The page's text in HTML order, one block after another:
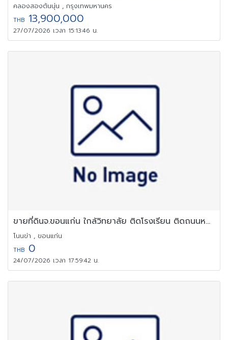
คลองสองต้นนุ่น , กรุงเทพมหานคร
THB 13,900,000
27/07/2026 เวลา 15:13:46 น.
ขายที่ดินจ.ขอนแก่น ใกล้วิทยาลัย ติดโรงเรียน ติดถนนหลัก น้ำไม่ท่วม
โนนข่า , ขอนแก่น
THB 0
24/07/2026 เวลา 17:59:42 น.